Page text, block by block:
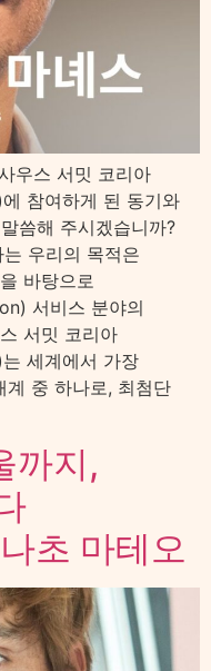
우스 서밋 코리아
참여하게 된 동기와
씀해 주시겠습니까?
우리의 목적은
바탕으로
서비스 분야의
서밋 코리아
세계에서 가장
계 중 하나로, 최첨단
까지,
초 마테오